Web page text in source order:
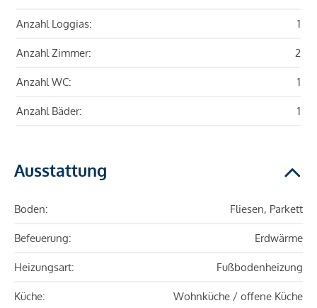
Anzahl Loggias: 1
Anzahl Zimmer: 2
Anzahl WC: 1
Anzahl Bäder: 1
Ausstattung
Boden: Fliesen, Parkett
Befeuerung: Erdwärme
Heizungsart: Fußbodenheizung
Küche: Wohnküche / offene Küche